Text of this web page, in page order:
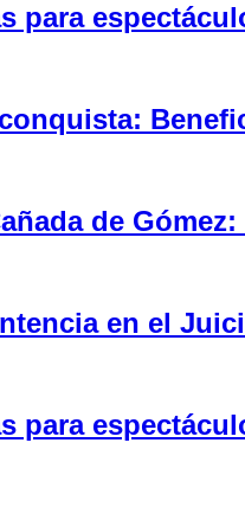
para
de
en el
para